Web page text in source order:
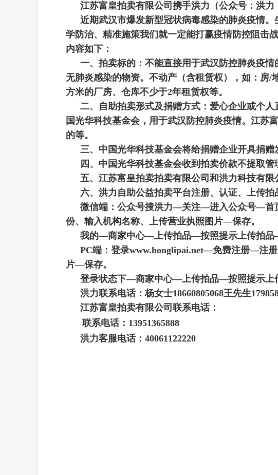
江苏富皇拍卖有限公司 携手洪力（公众号：洪
近期武汉市爆发新型冠状病毒感染的肺炎疫情
学防治、精准施策我们就一定能打赢疫情防控阻击战
内容如下：
一、拍卖标的：不能直接用于武汉防控肺炎疫
无肺炎感染的物资。不动产（含租赁权），如：房
方米的厂房、仓库不少于2年租赁权等。
二、自助拍卖形式及捐赠方式：爱心企业或个
国光华科技基金会，用于武汉防控肺炎疫情。 江苏
的等。
三、中国光华科技基金会将给捐赠企业开具捐
四、中国光华科技基金会收到拍卖价款不提取管
五、 江苏富皇拍卖拍卖有限公司和洪力科技有限
六、洪力自助公益拍卖平台注册、认证、上传拍
微信端：公众号搜洪力—关注—进入公众号—
份、输入机构名称、上传营业执照图片—保存。
我的—商家中心—上传拍品—按照提示上传拍品
PC端：登录www.honglipai.net—免费注册—注
片—保存。
登录状态下—商家中心—上传拍品—按照提示上
洪力联系电话：杨女士18660805068王先生
江苏富皇拍卖有限公司联系电话：
联系电话： 13951365888
洪力客服电话：40061122220